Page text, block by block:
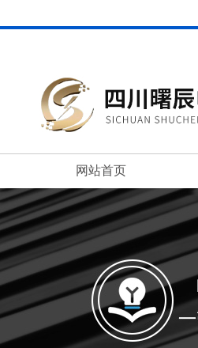
网站首页